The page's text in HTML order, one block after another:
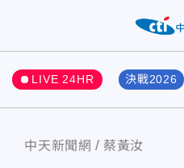
LIVE 24HR 決戰2026
中天新聞網 蔡黃汝